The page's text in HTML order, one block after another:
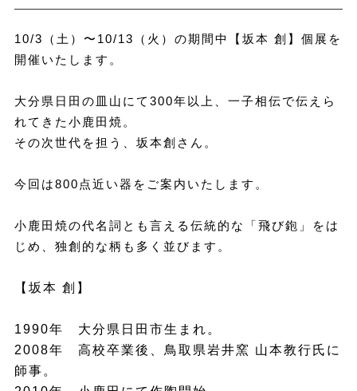
10/3（土）〜10/13（火）の期間中【坂本 創】個展を
開催いたします。
大分県日田の皿山にて300年以上、一子相伝で伝えら
れてきた小鹿田焼。
その次世代を担う、坂本創さん。
今回は800点近い器をご案内いたします。
小鹿田焼の代名詞とも言える伝統的な「飛び鉋」をは
じめ、独創的な柄も多く並びます。
【坂本 創】
1990年 大分県日田市生まれ。
2008年 高校卒業後、鳥取県岩井窯 山本教行氏に
師事。